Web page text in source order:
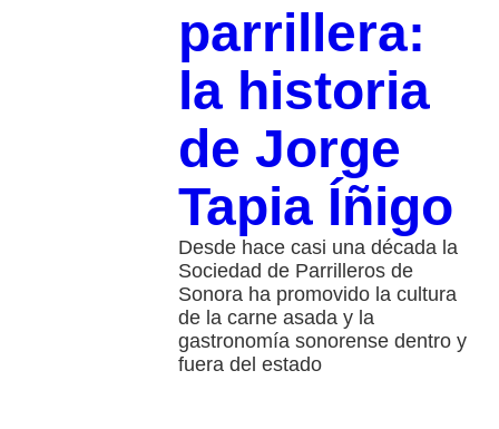
parrillera:
la historia
de Jorge
Tapia Íñigo
Desde hace casi una década la
Sociedad de Parrilleros de
Sonora ha promovido la cultura
de la carne asada y la
gastronomía sonorense dentro y
fuera del estado